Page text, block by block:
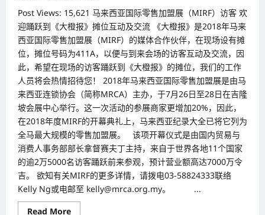
Post Views: 15,621 马来西亚国际零售加盟展（MIRF）访客 欢
迎踊跃到《大橙报》摊位互动及交流 《大橙报》是2018年马来
西亚国际零售加盟展（MIRF）的媒体合作伙伴，在现场设有摊
位，摊位号码为411A，以便与到来会场的访客互动及交流，因
此，希望在现场的访客踊跃到《大橙报》的摊位，我们的工作
人员将会热情招待您！ 2018年马来西亚国际零售加盟展是由马
来西亚连锁协会（简称MRCA）主办，于7月26日至28日在吉隆
坡会展中心举行。这一次活动的参展商家更增加20%，因此，
在2018年度MIRF的开幕典礼上，马来西亚纪录大全已将它列为
全马最大规模的零售加盟展。 该项开幕仪式是由国内贸易与
消费人事务部部长拿督赛夫丁主持，来自于世界各地11个国家
的逾2万5000名访客踊跃前来参观，预计营业额高达7000万令
吉。 欲知有关MIRF的更多详情，请拨电03-58824333联络
Kelly Ng或电邮至 kelly@mrca.org.my。 ...
Read MoreRead